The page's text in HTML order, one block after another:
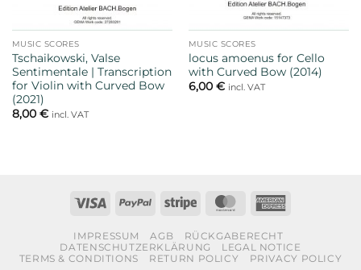
MUSIC SCORES
Tschaikowski, Valse
Sentimentale | Transcription
for Violin with Curved Bow
(2021)
8,00 € incl. VAT
MUSIC SCORES
locus amoenus for Cello
with Curved Bow (2014)
6,00 € incl. VAT
Visa PayPal Stripe MasterCard
IMPRESSUM AGB
RÜCKGABERECHT
DATENSCHUTZERKLÄRUNG
LEGAL NOTICE
TERMS & CONDITIONS
RETURN POLICY
PRIVACY POLICY